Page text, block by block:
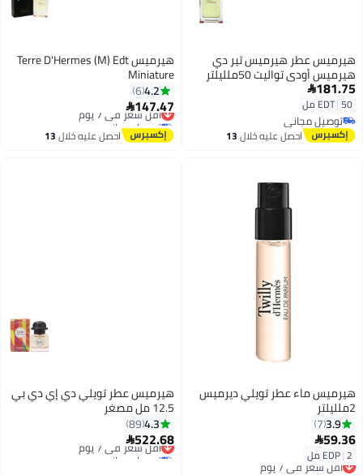
هيرميس عطر هيرميس تير دي
هيرميس أودي تواليت 50ملليلتر
181.75
EDT|50 مل
توصيل مجاني
توصيل مجانياحصل عليه خلال13
هيرميس Terre D'Hermes (M) Edt
Miniature
4.2
6
147.47
أقل سعر في 7 يوم
توصيل مجاني
أقل سعر في 7 يوماحصل عليه خلال13
هيرميس ماء عطر تويلي ديرميس
2ملليلتر
3.9
7
59.36
EDP|2 مل أقل سعر في 7 يوم
هيرميس عطر تويلي دي إي دي بي
12.5 مل مصغر
4.3
89
522.68
أقل سعر في 7 يوم
توصيل مجاني
أقل سعر في 7 يوم